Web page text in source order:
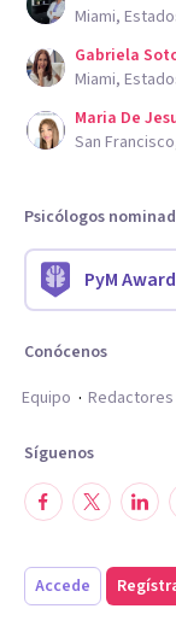
Miami,
Gabriela
Miami,
Maria De
San
Psicólogos
PyM
Conócenos
Equipo
Redactores
Síguenos
Accede